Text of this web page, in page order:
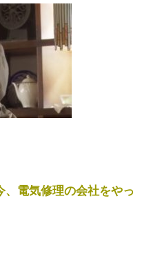
、電気修理の会社をやっ